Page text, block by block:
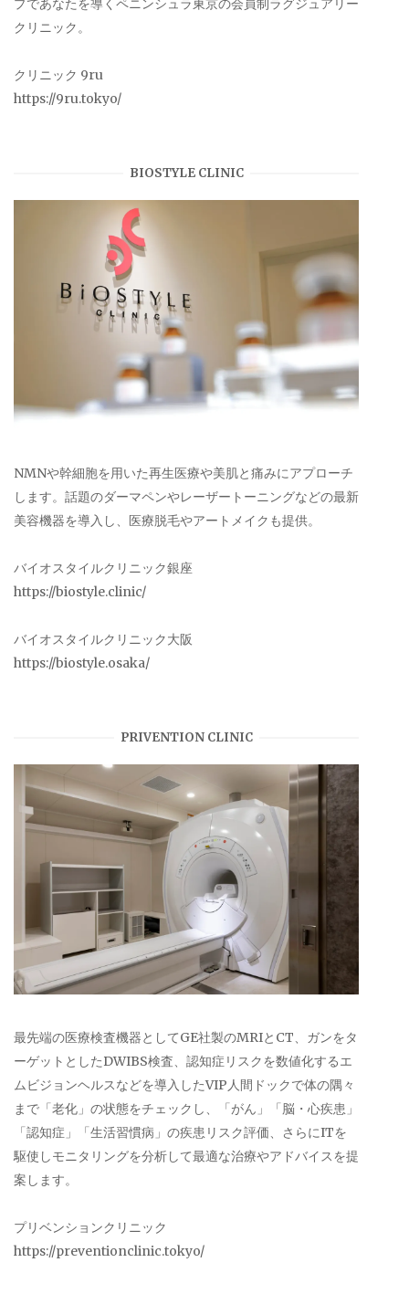
プであなたを導くペニンシュラ東京の会員制ラグジュアリー
クリニック。
クリニック 9ru
https://9ru.tokyo/
BIOSTYLE CLINIC
NMNや幹細胞を用いた再生医療や美肌と痛みにアプローチ
します。話題のダーマペンやレーザートーニングなどの最新
美容機器を導入し、医療脱毛やアートメイクも提供。
バイオスタイルクリニック銀座
https://biostyle.clinic/
バイオスタイルクリニック大阪
https://biostyle.osaka/
PRIVENTION CLINIC
最先端の医療検査機器としてGE社製のMRIとCT、ガンをタ
ーゲットとしたDWIBS検査、認知症リスクを数値化するエ
ムビジョンヘルスなどを導入したVIP人間ドックで体の隅々
まで「老化」の状態をチェックし、「がん」「脳・心疾患」
「認知症」「生活習慣病」の疾患リスク評価、さらにITを
駆使しモニタリングを分析して最適な治療やアドバイスを提
案します。
プリベンションクリニック
https://preventionclinic.tokyo/